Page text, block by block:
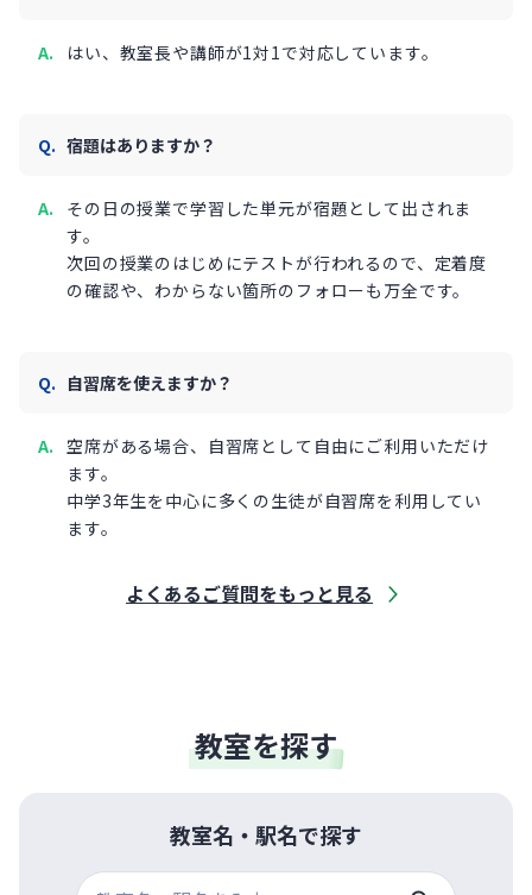
はい、教室長や講師が1対1で対応しています。
宿題はありますか？
その日の授業で学習した単元が宿題として出されま
す。
次回の授業のはじめにテストが行われるので、定着度
の確認や、わからない箇所のフォローも万全です。
自習席を使えますか？
空席がある場合、自習席として自由にご利用いただけ
ます。
中学3年生を中心に多くの生徒が自習席を利用してい
ます。
よくあるご質問をもっと見る
教室を探す
教室名・駅名で探す